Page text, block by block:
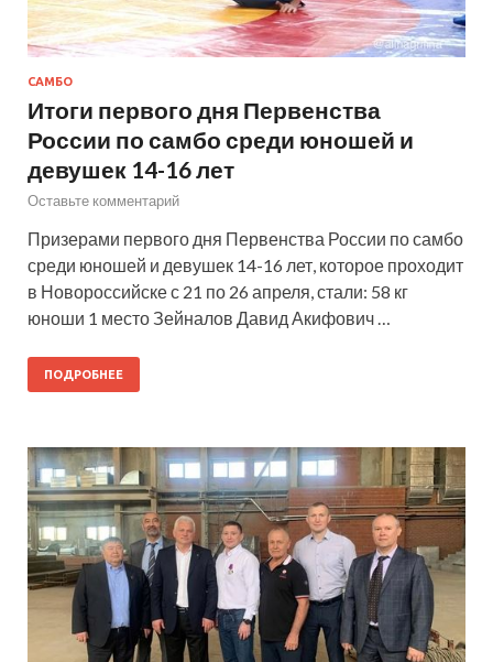
САМБО
Итоги первого дня Первенства
России по самбо среди юношей и
девушек 14-16 лет
Оставьте комментарий
Призерами первого дня Первенства России по самбо
среди юношей и девушек 14-16 лет, которое проходит
в Новороссийске с 21 по 26 апреля, стали: 58 кг
юноши 1 место Зейналов Давид Акифович …
ПОДРОБНЕЕ